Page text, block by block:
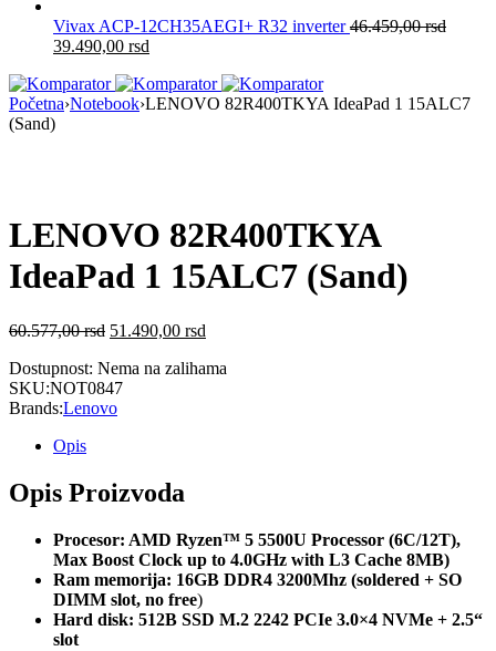
Vivax ACP-12CH35AEGI+ R32 inverter46.459,00rsd
39.490,00 rsd
Početna›Notebook›LENOVO 82R400TKYA IdeaPad 1 15ALC7
(Sand)
LENOVO 82R400TKYA
IdeaPad 1 15ALC7 (Sand)
60.577,00rsd 51.490,00 rsd
Dostupnost: Nema na zalihama
SKU:NOT0847
Brands:Lenovo
Opis
Opis Proizvoda
Procesor: AMD Ryzen™ 5 5500U Processor (6C/12T),
Max Boost Clock up to 4.0GHz with L3 Cache 8MB)
Ram memorija: 16GB DDR4 3200Mhz (soldered + SO
DIMM slot, no free)
Hard disk: 512B SSD M.2 2242 PCIe 3.0×4 NVMe + 2.5“
slot